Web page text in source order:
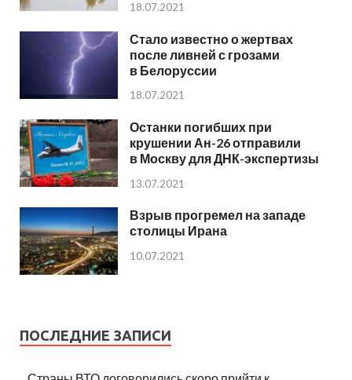
18.07.2021
Стало известно о жертвах
после ливней с грозами
в Белоруссии
18.07.2021
Останки погибших при
крушении Ан-26 отправили
в Москву для ДНК-экспертизы
13.07.2021
Взрыв прогремел на западе
столицы Ирана
10.07.2021
ПОСЛЕДНИЕ ЗАПИСИ